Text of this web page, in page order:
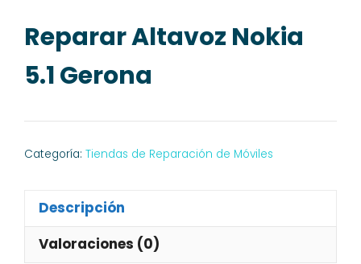
Reparar Altavoz Nokia
5.1 Gerona
Categoría: Tiendas de Reparación de Móviles
Descripción
Valoraciones (0)